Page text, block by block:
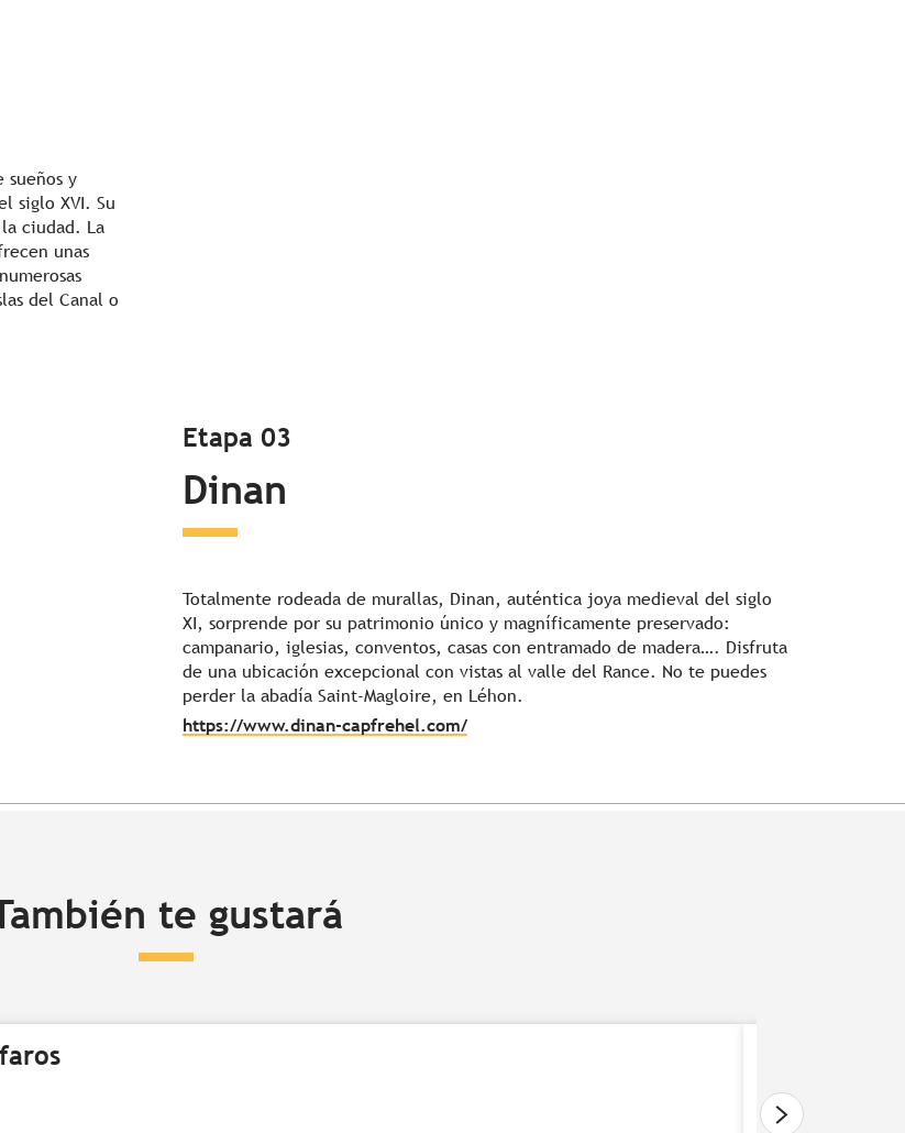
sueños y
siglo XVI. Su
ciudad. La
unas
del Canal o
Etapa 03
Dinan
Totalmente rodeada de murallas, Dinan, auténtica joya medieval del siglo
XI, sorprende por su patrimonio único y magníficamente preservado:
campanario, iglesias, conventos, casas con entramado de madera…. Disfruta
de una ubicación excepcional con vistas al valle del Rance. No te puedes
perder la abadía Saint-Magloire, en Léhon.
https://www.dinan-capfrehel.com/
te gustará